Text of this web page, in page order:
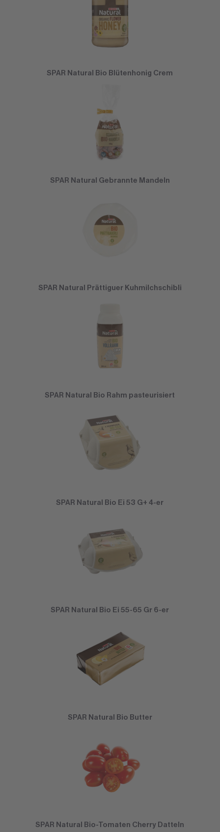
SPAR Natural Bio Blütenhonig Crem
SPAR Natural Gebrannte Mandeln
SPAR Natural Prättiguer Kuhmilchschibli
SPAR Natural Bio Rahm pasteurisiert
SPAR Natural Bio Ei 53 G+ 4-er
SPAR Natural Bio Ei 55-65 Gr 6-er
SPAR Natural Bio Butter
SPAR Natural Bio-Tomaten Cherry Datteln